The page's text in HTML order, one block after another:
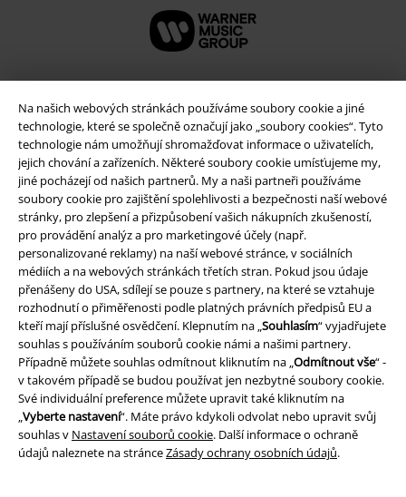
Na našich webových stránkách používáme soubory cookie a jiné
technologie, které se společně označují jako „soubory cookies“. Tyto
technologie nám umožňují shromažďovat informace o uživatelích,
jejich chování a zařízeních. Některé soubory cookie umísťujeme my,
jiné pocházejí od našich partnerů. My a naši partneři používáme
soubory cookie pro zajištění spolehlivosti a bezpečnosti naší webové
stránky, pro zlepšení a přizpůsobení vašich nákupních zkušeností,
pro provádění analýz a pro marketingové účely (např.
personalizované reklamy) na naší webové stránce, v sociálních
médiích a na webových stránkách třetích stran. Pokud jsou údaje
přenášeny do USA, sdílejí se pouze s partnery, na které se vztahuje
rozhodnutí o přiměřenosti podle platných právních předpisů EU a
kteří mají příslušné osvědčení. Klepnutím na „Souhlasím“ vyjadřujete
souhlas s používáním souborů cookie námi a našimi partnery.
Případně můžete souhlas odmítnout kliknutím na „Odmítnout vše“ -
v takovém případě se budou používat jen nezbytné soubory cookie.
Své individuální preference můžete upravit také kliknutím na
„Vyberte nastavení“. Máte právo kdykoli odvolat nebo upravit svůj
souhlas v Nastavení souborů cookie. Další informace o ochraně
údajů naleznete na stránceZásady ochrany osobních údajů.
Právní informace
Podmínky
Prohlášení
Ochrana osobních údajů
Likvidace odpadu a ochrana životního prostředí
Prohlášení o shodě